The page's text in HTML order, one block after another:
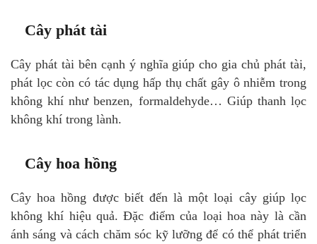
Cây phát tài
Cây phát tài bên cạnh ý nghĩa giúp cho gia chủ phát tài,
phát lọc còn có tác dụng hấp thụ chất gây ô nhiễm trong
không khí như benzen, formaldehyde… Giúp thanh lọc
không khí trong lành.
Cây hoa hồng
Cây hoa hồng được biết đến là một loại cây giúp lọc
không khí hiệu quả. Đặc điểm của loại hoa này là cần
ánh sáng và cách chăm sóc kỹ lưỡng để có thể phát triển